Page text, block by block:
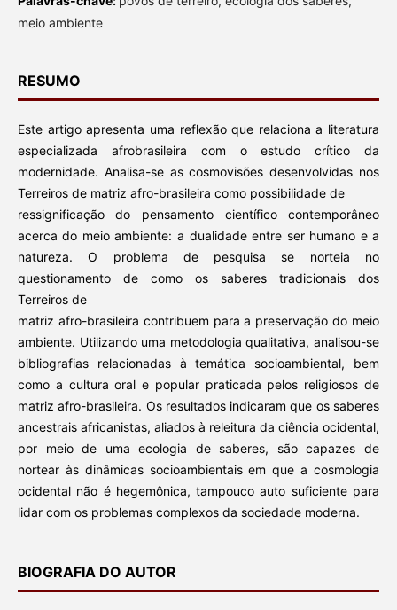
meio ambiente
RESUMO
Este artigo apresenta uma reflexão que relaciona a literatura
especializada afrobrasileira com o estudo crítico da
modernidade. Analisa-se as cosmovisões desenvolvidas nos
Terreiros de matriz afro-brasileira como possibilidade de
ressignificação do pensamento científico contemporâneo
acerca do meio ambiente: a dualidade entre ser humano e a
natureza. O problema de pesquisa se norteia no
questionamento de como os saberes tradicionais dos
Terreiros de
matriz afro-brasileira contribuem para a preservação do meio
ambiente. Utilizando uma metodologia qualitativa, analisou-se
bibliografias relacionadas à temática socioambiental, bem
como a cultura oral e popular praticada pelos religiosos de
matriz afro-brasileira. Os resultados indicaram que os saberes
ancestrais africanistas, aliados à releitura da ciência ocidental,
por meio de uma ecologia de saberes, são capazes de
nortear às dinâmicas socioambientais em que a cosmologia
ocidental não é hegemônica, tampouco auto suficiente para
lidar com os problemas complexos da sociedade moderna.
BIOGRAFIA DO AUTOR